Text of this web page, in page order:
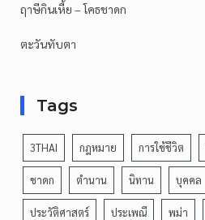
ฤาษีกินเหี้ย – โคธชาดก
ตะวันทับตา
Tags
3THAI กฎหมาย การใช้ชีวิต
ชาดก ตำนาน นิทาน บุคคล
ประวัติศาสตร์ ประเพณี พม่า